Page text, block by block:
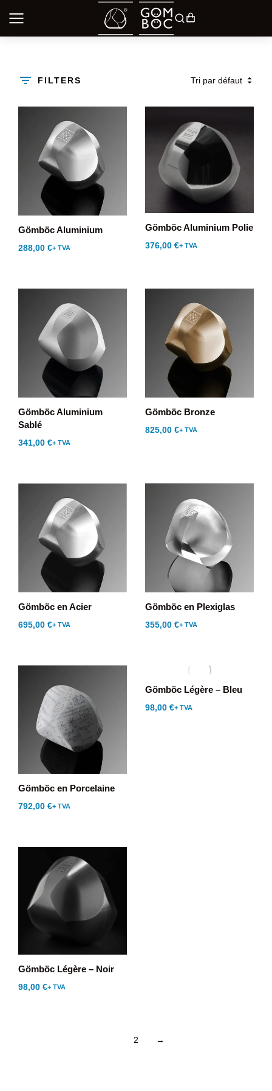
FILTERS
Gömböc Aluminium
288,00 €+ TVA
Gömböc Aluminium Polie
376,00 €+ TVA
Gömböc Aluminium
Sablé
341,00 €+ TVA
Gömböc Bronze
825,00 €+ TVA
Gömböc en Acier
695,00 €+ TVA
Gömböc en Plexiglas
355,00 €+ TVA
Gömböc en Porcelaine
792,00 €+ TVA
Gömböc Légère – Bleu
98,00 €+ TVA
Gömböc Légère – Noir
98,00 €+ TVA
2 →